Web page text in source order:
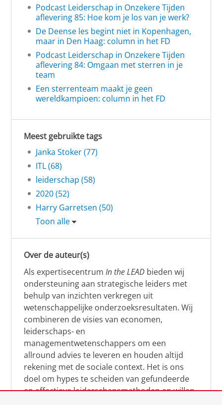
Podcast Leiderschap in Onzekere Tijden
aflevering 85: Hoe kom je los van je werk?
De Deense les begint niet in Kopenhagen,
maar in Den Haag: column in het FD
Podcast Leiderschap in Onzekere Tijden
aflevering 84: Omgaan met sterren in je
team
Een sterrenteam maakt je geen
wereldkampioen: column in het FD
Meest gebruikte tags
Janka Stoker (77)
ITL (68)
leiderschap (58)
2020 (52)
Harry Garretsen (50)
Toon alle
Over de auteur(s)
Als expertisecentrum In the LEAD bieden wij
ondersteuning aan strategische leiders met
behulp van inzichten verkregen uit
wetenschappelijke onderzoeksresultaten. Wij
combineren de visies van economen,
leiderschaps- en
managementwetenschappers om een
allround advies te leveren en houden altijd
rekening met de sociale context. Het is ons
doel om hypes te scheiden van gefundeerde
en effectieve leiderschapsmethoden en willen